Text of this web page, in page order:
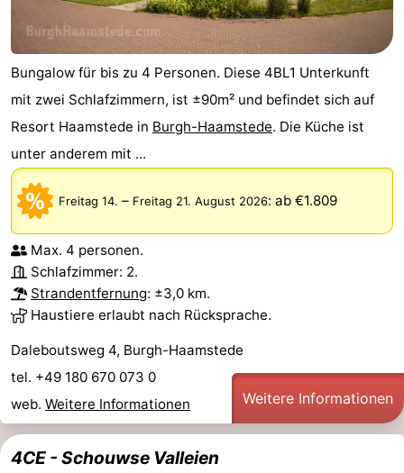
Bungalow für bis zu 4 Personen. Diese 4BL1 Unterkunft
mit zwei Schlafzimmern, ist ±90m² und befindet sich auf
Resort Haamstede in Burgh-Haamstede. Die Küche ist
unter anderem mit ...
Freitag 14. – Freitag 21. August 2026: ab €1.809
Max. 4 personen.
Schlafzimmer: 2.
Strandentfernung: ±3,0 km.
Haustiere erlaubt nach Rücksprache.
Daleboutsweg 4, Burgh-Haamstede
tel. +49 180 670 073 0
web. Weitere Informationen Weitere Informationen
4CE - Schouwse Valleien